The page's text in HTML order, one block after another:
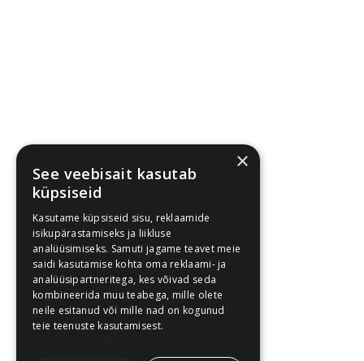
×
See veebisait kasutab
küpsiseid
Kasutame küpsiseid sisu, reklaamide
isikupärastamiseks ja liikluse
analüüsimiseks. Samuti jagame teavet meie
saidi kasutamise kohta oma reklaami- ja
analüüsipartneritega, kes võivad seda
kombineerida muu teabega, mille olete
neile esitanud või mille nad on kogunud
teie teenuste kasutamisest.